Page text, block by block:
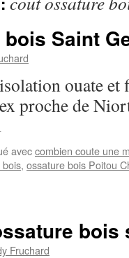
Saint
ouate et
proche de
aveccombien coute une
bois, ossature bois Poitou
bois
Fruchard